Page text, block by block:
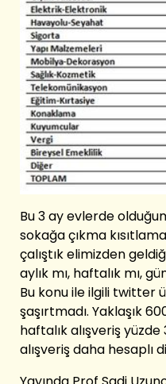
Bu 3 ay evlerde
sokağa çıkma
çalıştık elimizden
aylık mı, haftalık mı,
Bu konu ile ilgili twitter
şaşırtmadı. Yaklaşık
haftalık alışveriş
alışveriş daha hesaplı